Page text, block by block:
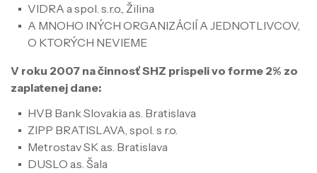
VIDRA a spol. s.r.o., Žilina
A MNOHO INÝCH ORGANIZÁCIÍ A JEDNOTLIVCOV,
O KTORÝCH NEVIEME
V roku 2007 na činnosť SHZ prispeli vo forme 2% zo
zaplatenej dane:
HVB Bank Slovakia a.s. Bratislava
ZIPP BRATISLAVA, spol. s r.o.
Metrostav SK a.s. Bratislava
DUSLO a.s. Šala